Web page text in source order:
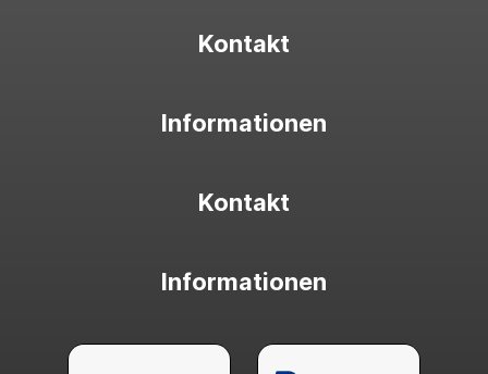
Kontakt
Informationen
Kontakt
Informationen